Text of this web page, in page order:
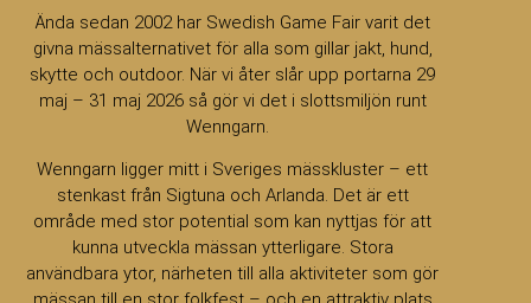
Ända sedan 2002 har Swedish Game Fair varit det
givna mässalternativet för alla som gillar jakt, hund,
skytte och outdoor. När vi åter slår upp portarna 29
maj – 31 maj 2026 så gör vi det i slottsmiljön runt
Wenngarn.
Wenngarn ligger mitt i Sveriges mässkluster – ett
stenkast från Sigtuna och Arlanda. Det är ett
område med stor potential som kan nyttjas för att
kunna utveckla mässan ytterligare. Stora
användbara ytor, närheten till alla aktiviteter som gör